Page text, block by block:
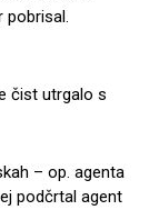
pobrisal.
čist utrgalo s
– op. agenta
podčrtal agent